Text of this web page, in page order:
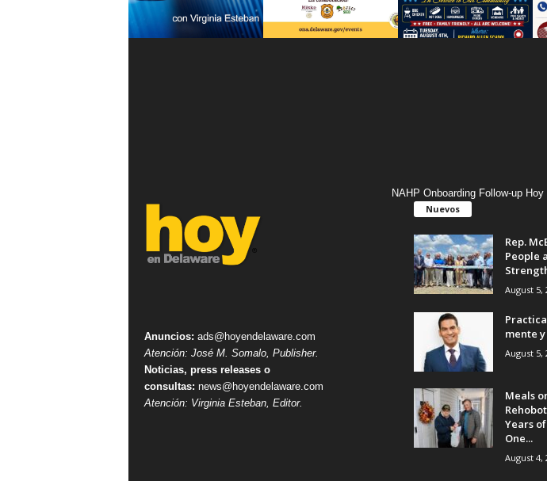
NAHP Onboarding Follow-up
Anuncios: ads@hoyendelaware.com
Atención: José M. Somalo, Publisher.
Noticias, press releases o
consultas: news@hoyendelaware.com
Atención: Virginia Esteban, Editor.
Nuevos
Rep.
People
August 5,
mente
August 5,
Meals
Years
One...
August 4,